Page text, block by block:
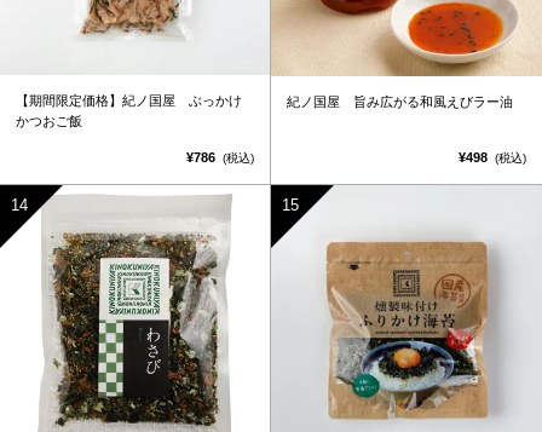
【期間限定価格】紀ノ国屋 ぶっかけ
かつおご飯
¥786 (税込)
紀ノ国屋 旨み広がる和風えびラー油
¥498 (税込)